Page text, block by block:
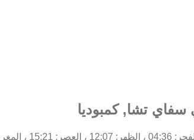
تشا, كمبوديا
18:24 ، العشاء: 19:33.